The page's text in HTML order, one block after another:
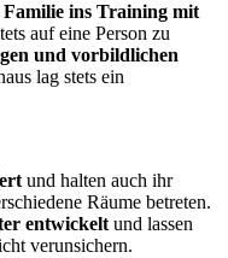
Familie ins Training mit
auf eine Person zu
und vorbildlichen
lag stets ein
und halten auch ihr
Räume betreten.
entwickelt und lassen
verunsichern.